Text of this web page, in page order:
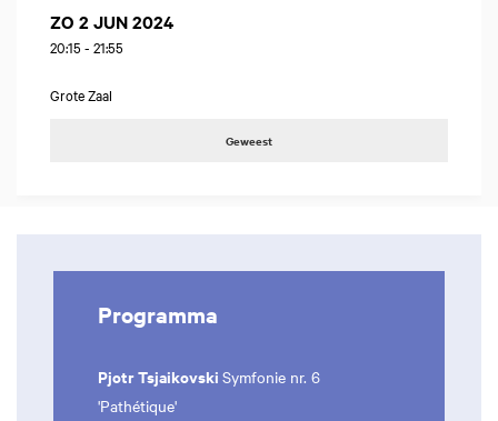
ZO 2 JUN 2024
20:15 - 21:55
Grote Zaal
Geweest
Programma
Pjotr Tsjaikovski Symfonie nr. 6
'Pathétique'